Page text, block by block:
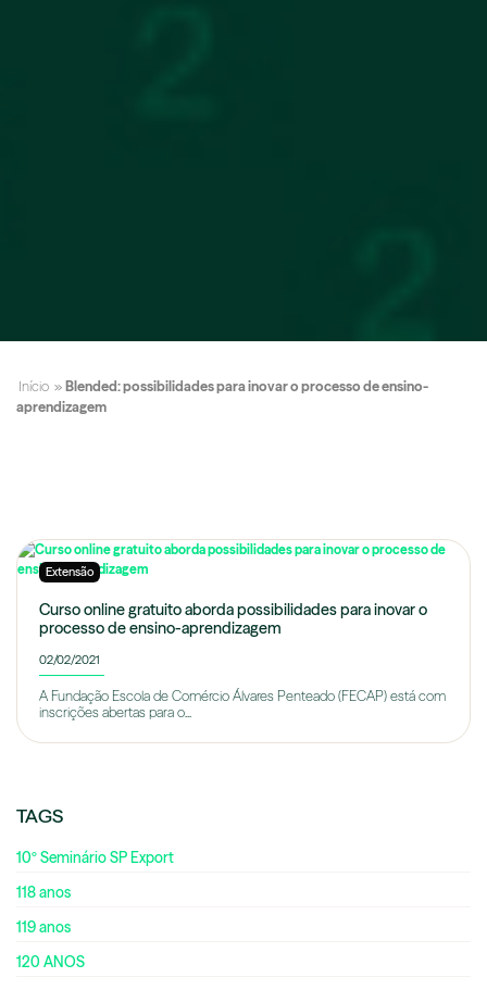
Início » Blended: possibilidades para inovar o processo de ensino-
aprendizagem
Extensão
Curso online gratuito aborda possibilidades para inovar o
processo de ensino-aprendizagem
02/02/2021
A Fundação Escola de Comércio Álvares Penteado (FECAP) está com
inscrições abertas para o...
TAGS
10º Seminário SP Export
118 anos
119 anos
120 ANOS